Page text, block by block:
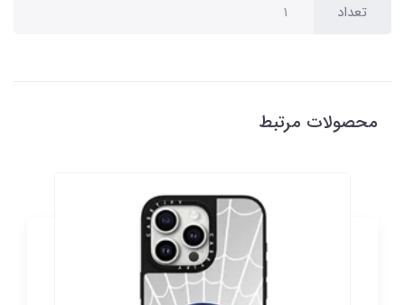
تعداد
محصولات مرتبط